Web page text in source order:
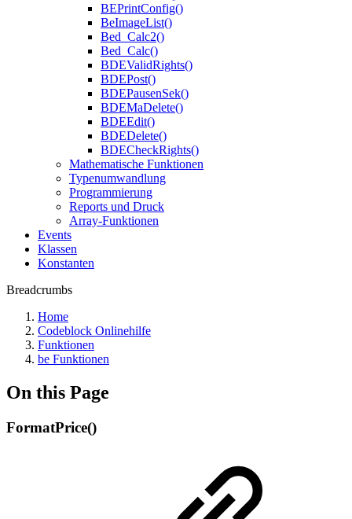
BEPrintConfig()
BeImageList()
Bed_Calc2()
Bed_Calc()
BDEValidRights()
BDEPost()
BDEPausenSek()
BDEMaDelete()
BDEEdit()
BDEDelete()
BDECheckRights()
Mathematische Funktionen
Typenumwandlung
Programmierung
Reports und Druck
Array-Funktionen
Events
Klassen
Konstanten
Breadcrumbs
Home
Codeblock Onlinehilfe
Funktionen
be Funktionen
On this Page
FormatPrice()